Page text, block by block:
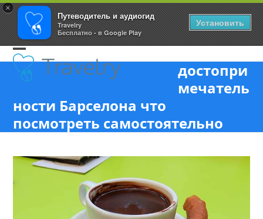
×
Путеводитель и аудиогид
Travelry
Бесплатно - в Google Play
Установить
Skip
to
content
Open
mobile
menu
Close
mobile
menu
достопри
мечатель
ности Барселона что
посмотреть самостоятельно